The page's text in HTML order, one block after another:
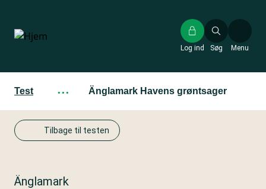
hovedindhold
Søg
Log ind Menu
Test ··· Änglamark Havens grøntsager
Tilbage til testen
Änglamark